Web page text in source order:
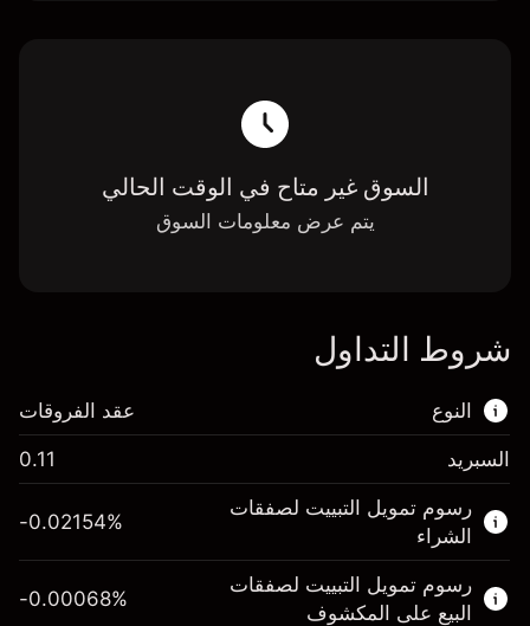
السوق غير متاح في الوقت الحالي
يتم عرض معلومات السوق
شروط التداول
النوع
هذا السوق المالي متاح للتداول من خلال عقود
الفروقات.
اعرف المزيد عن:
عقود الفروقات
عقد الفروقات
السبريد 0.11
رسوم تمويل التبييت لصفقات
الشراء
-0.02154%
رسوم تمويل التبييت لصفقات
البيع على المكشوف
-0.00068%